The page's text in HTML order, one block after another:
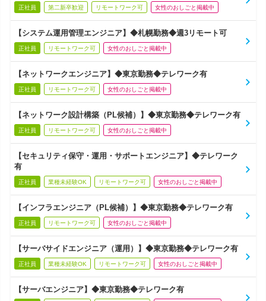
正社員 第二新卒歓迎 リモートワーク可 女性のおしごと掲載中
【システム運用管理エンジニア】◆札幌勤務◆週3リモート可
正社員 リモートワーク可 女性のおしごと掲載中
【ネットワークエンジニア】◆東京勤務◆テレワーク有
正社員 リモートワーク可 女性のおしごと掲載中
【ネットワーク設計構築（PL候補）】◆東京勤務◆テレワーク有
正社員 リモートワーク可 女性のおしごと掲載中
【セキュリティ保守・運用・サポートエンジニア】◆テレワーク
有
正社員 業種未経験OK リモートワーク可 女性のおしごと掲載中
【インフラエンジニア（PL候補）】◆東京勤務◆テレワーク有
正社員 リモートワーク可 女性のおしごと掲載中
【サーバサイドエンジニア（運用）】◆東京勤務◆テレワーク有
正社員 業種未経験OK リモートワーク可 女性のおしごと掲載中
【サーバエンジニア】◆東京勤務◆テレワーク有